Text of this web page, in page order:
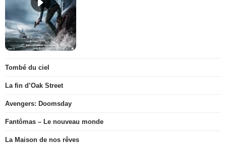
Tombé du ciel
La fin d’Oak Street
Avengers: Doomsday
Fantômas – Le nouveau monde
La Maison de nos rêves